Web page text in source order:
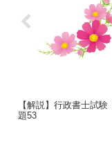
【解説】行政書士試
題53